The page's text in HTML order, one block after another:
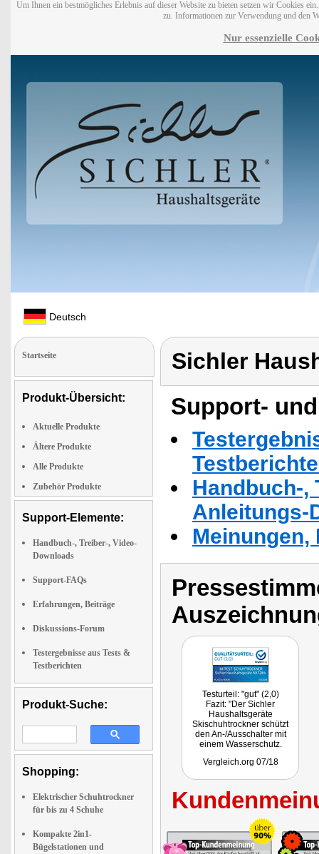
Um Ihnen ein bestmögliches Erlebnis auf dieser Website zu bieten setzen wir Cookies
zu. Informationen zur Verwendung und den
Nur essenzielle
Deutsch
Startseite
Produkt-Übersicht:
Aktuelle Produkte
Ältere Produkte
Alle Produkte
Zubehör Produkte
Support-Elemente:
Handbuch-, Treiber-, Video-
Downloads
Support-FAQs
Erfahrungen, Beiträge
Diskussions-Forum
Testergebnisse aus Tests &
Testberichten
Produkt-Suche:
Shopping:
Elektrischer Schuhtrockner
für bis zu 4 Schuhe
Kompakte 2in1-
Bügelstationen und
Sichler
Support-
Handbuch-,
Anleitungs-
Testurteil: "gut" (2,0)
Fazit: "Der Sichler
Haushaltsgeräte
Skischuhtrockner schützt
den An-/Ausschalter mit
einem Wasserschutz.
Knopf allerdings etwas
modern."
Vergleich.org 07/18